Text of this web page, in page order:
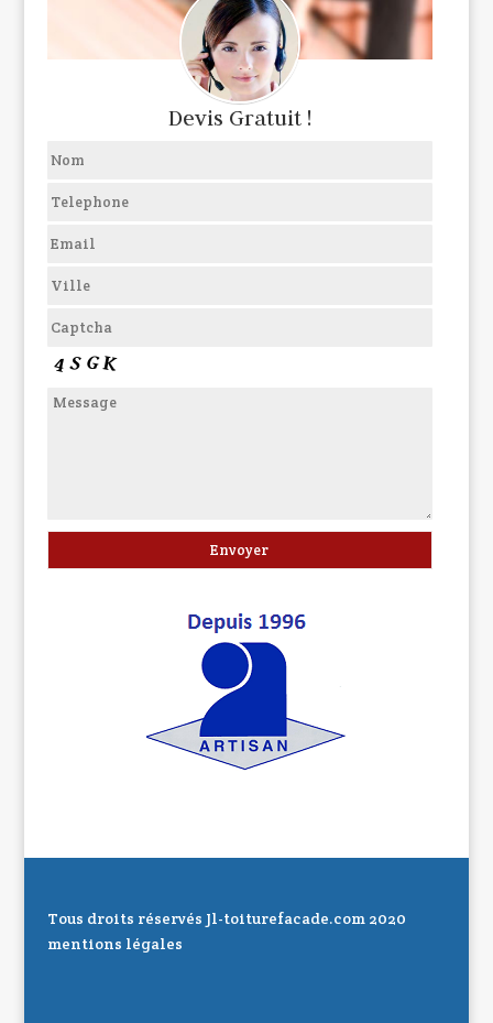
Devis Gratuit !
Tous droits réservés Jl-toiturefacade.com 2020
mentions légales